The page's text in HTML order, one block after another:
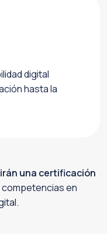
digital
hasta la
una certificación
competencias en